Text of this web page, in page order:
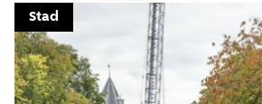
Meld je aan
update
Stad